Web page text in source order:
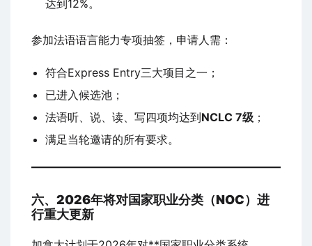
达到12%。
参加法语语言能力专项抽签，申请人需：
符合Express Entry三大项目之一；
已进入候选池；
法语听、说、读、写四项均达到NCLC 7级 ；
满足当轮邀请的所有要求。
六、2026年将对国家职业分类（NOC）进
行重大更新